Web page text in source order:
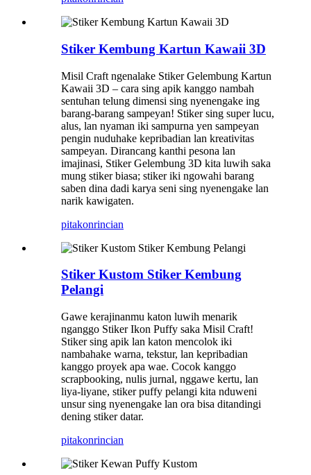
Stiker Kembung Kartun Kawaii 3D
Misil Craft ngenalake Stiker Gelembung Kartun
Kawaii 3D – cara sing apik kanggo nambah
sentuhan telung dimensi sing nyenengake ing
barang-barang sampeyan! Stiker sing super lucu,
alus, lan nyaman iki sampurna yen sampeyan
pengin nuduhake kepribadian lan kreativitas
sampeyan. Dirancang kanthi pesona lan
imajinasi, Stiker Gelembung 3D kita luwih saka
mung stiker biasa; stiker iki ngowahi barang
saben dina dadi karya seni sing nyenengake lan
narik kawigaten.
pitakonrincian
Stiker Kustom Stiker Kembung
Pelangi
Gawe kerajinanmu katon luwih menarik
nganggo Stiker Ikon Puffy saka Misil Craft!
Stiker sing apik lan katon mencolok iki
nambahake warna, tekstur, lan kepribadian
kanggo proyek apa wae. Cocok kanggo
scrapbooking, nulis jurnal, nggawe kertu, lan
liya-liyane, stiker puffy pelangi kita nduweni
unsur sing nyenengake lan ora bisa ditandingi
dening stiker datar.
pitakonrincian